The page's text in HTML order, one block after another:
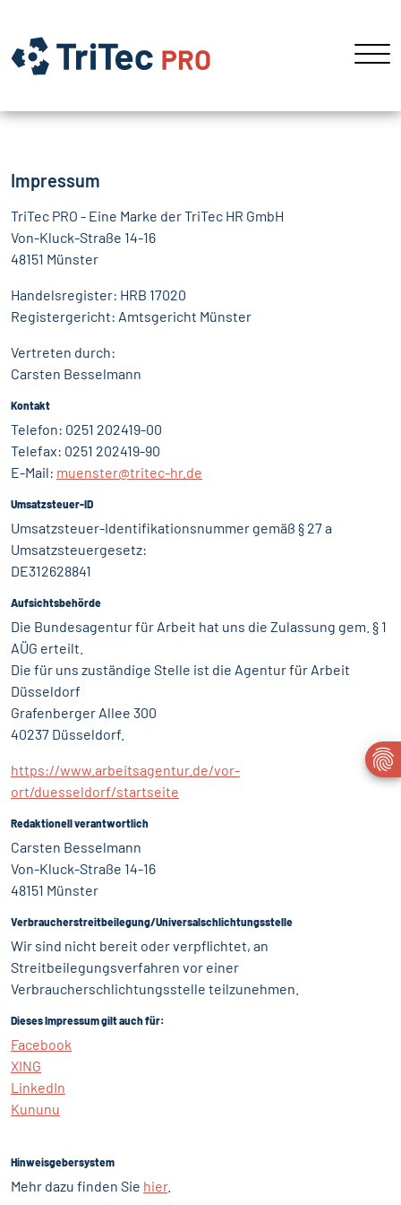
Impressum
TriTec PRO - Eine Marke der TriTec HR GmbH
Von-Kluck-Straße 14-16
48151 Münster
Handelsregister: HRB 17020
Registergericht: Amtsgericht Münster
Vertreten durch:
Carsten Besselmann
Kontakt
Telefon: 0251 202419-00
Telefax: 0251 202419-90
E-Mail: muenster@tritec-hr.de
Umsatzsteuer-ID
Umsatzsteuer-Identifikationsnummer gemäß § 27 a
Umsatzsteuergesetz:
DE312628841
Aufsichtsbehörde
Die Bundesagentur für Arbeit hat uns die Zulassung gem. § 1
AÜG erteilt.
Die für uns zuständige Stelle ist die Agentur für Arbeit
Düsseldorf
Grafenberger Allee 300
40237 Düsseldorf.
https://www.arbeitsagentur.de/vor-
ort/duesseldorf/startseite
Redaktionell verantwortlich
Carsten Besselmann
Von-Kluck-Straße 14-16
48151 Münster
Verbraucher­streit­beilegung/Universal­schlichtungs­stelle
Wir sind nicht bereit oder verpflichtet, an
Streitbeilegungsverfahren vor einer
Verbraucherschlichtungsstelle teilzunehmen.
Dieses Impressum gilt auch für:
Facebook
XING
LinkedIn
Kununu
Hinweisgebersystem
Mehr dazu finden Sie hier.